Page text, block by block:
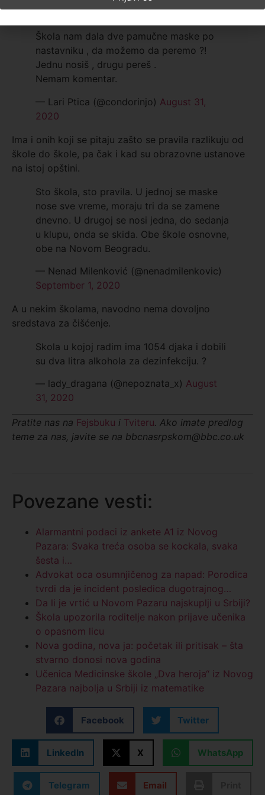
August 31, 2020
Škola nam dala dve pamučne maske po
nastavniku , da možemo da peremo ?!
Jednu nosiš , drugu pereš .
Nemam komentar.
— Lari Ptica (@condorinjo) August 31,
2020
Ima i onih koji se pitaju zašto se pravila razlikuju od
škole do škole, pa čak i kad su obrazovne ustanove
na istoj opštini.
Sto škola, sto pravila. U jednoj se maske
nose sve vreme, moraju tri da se zamene
dnevno. U drugoj se nosi jedna, do sedanja
u klupu, onda se skida. Obe škole osnovne,
obe na Novom Beogradu.
— Nenad Milenković (@nenadmilenkovic)
September 1, 2020
A u nekim školama, navodno nema dovoljno
sredstava za čišćenje.
Skola u kojoj radim ima 1054 djaka i dobili
su dva litra alkohola za dezinfekciju. ?
— lady_dragana (@nepoznata_x) August
31, 2020
Pratite nas na Fejsbuku i Tviteru. Ako imate predlog
teme za nas, javite se na bbcnasrpskom@bbc.co.uk
Povezane vesti:
Alarmantni podaci iz ankete A1 iz Novog
Pazara: Svaka treća osoba se kockala, svaka
šesta i…
Advokat oca osumnjičenog za napad: Porodica
tvrdi da je incident posledica dugotrajnog…
Da li je vrtić u Novom Pazaru najskuplji u Srbiji?
Škola upozorila roditelje nakon prijave učenika
o opasnom licu
Nova godina, nova ja: početak ili pritisak – šta
stvarno donosi nova godina
Učenica Medicinske škole „Dva heroja“ iz Novog
Pazara najbolja u Srbiji iz matematike
Facebook Twitter
LinkedIn X WhatsApp
Telegram Email